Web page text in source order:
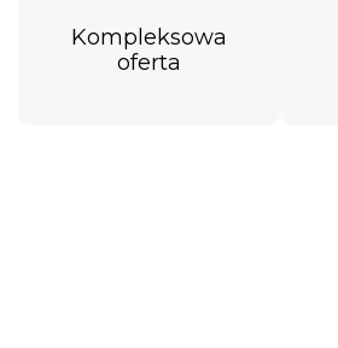
Kompleksowa
oferta